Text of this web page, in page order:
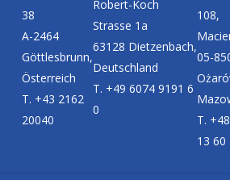
38
A-2464
Göttlesbrunn,
Österreich
T. +43 2162
20040
Robert-Koch
Strasse 1a
63128 Dietzenbach,
Deutschland
T. +49 6074 9191 6
0
108,
05-
T.
13 60